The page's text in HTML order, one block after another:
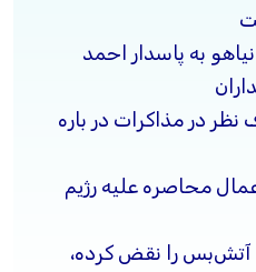
به پاسدار احمد
نظر در مذاکرات در باره
محاصره علیه رژیم
آتش‌بس را نقض کرده،